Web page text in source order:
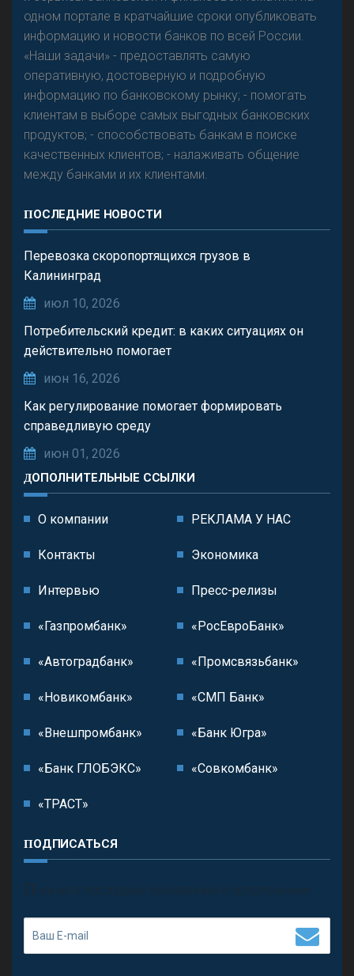
Резкого разворота на рынке автокредитов не
предвидится - «Интервью»
одном портале в кратчайшие сроки опубликовать
информацию и новости банков по всей России.
«Наши задачи» - предоставлять самую
оперативную, достоверную и подробную
информацию по банковскому рынку; - помогать
клиентам в выборе самых выгодных банковских
продуктов; - способствовать банкам в поиске
качественных клиентов; - налаживать общение
между банками и их клиентами.
ПОСЛЕДНИЕ НОВОСТИ
Перевозка скоропортящихся грузов в
Калининград
июл 10, 2026
Потребительский кредит: в каких ситуациях он
действительно помогает
июн 16, 2026
Как регулирование помогает формировать
справедливую среду
июн 01, 2026
ДОПОЛНИТЕЛЬНЫЕ ССЫЛКИ
О компании РЕКЛАМА У НАС
Контакты Экономика
Интервью Пресс-релизы
«Газпромбанк» «РосЕвроБанк»
«Автоградбанк» «Промсвязьбанк»
«Новикомбанк» «СМП Банк»
«Внешпромбанк» «Банк Югра»
«Банк ГЛОБЭКС» «Совкомбанк»
«ТРАСТ»
ПОДПИСАТЬСЯ
П олучить последние обновления и предложения.